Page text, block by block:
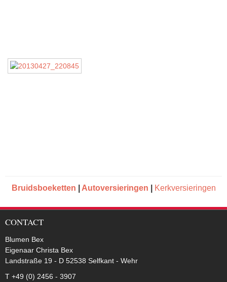
Bruidsboeketten Autoversieringen Kerkversieringen
CONTACT
Blumen Bex
Eigenaar Christa Bex
Landstraße 19 - D 52538 Selfkant - Wehr
T +49 (0) 2456 - 3907